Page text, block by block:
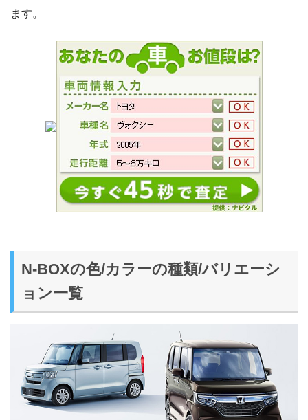
ます。
N-BOXの色/カラーの種類/バリエーシ
ョン一覧